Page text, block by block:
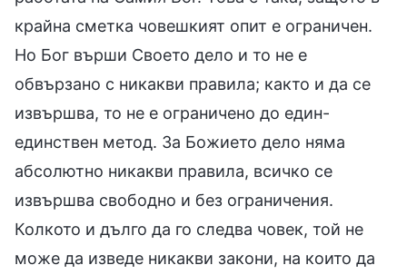
крайна сметка човешкият опит е ограничен.
Но Бог върши Своето дело и то не е
обвързано с никакви правила; както и да се
извършва, то не е ограничено до един-
единствен метод. За Божието дело няма
абсолютно никакви правила, всичко се
извършва свободно и без ограничения.
Колкото и дълго да го следва човек, той не
може да изведе никакви закони, на които да